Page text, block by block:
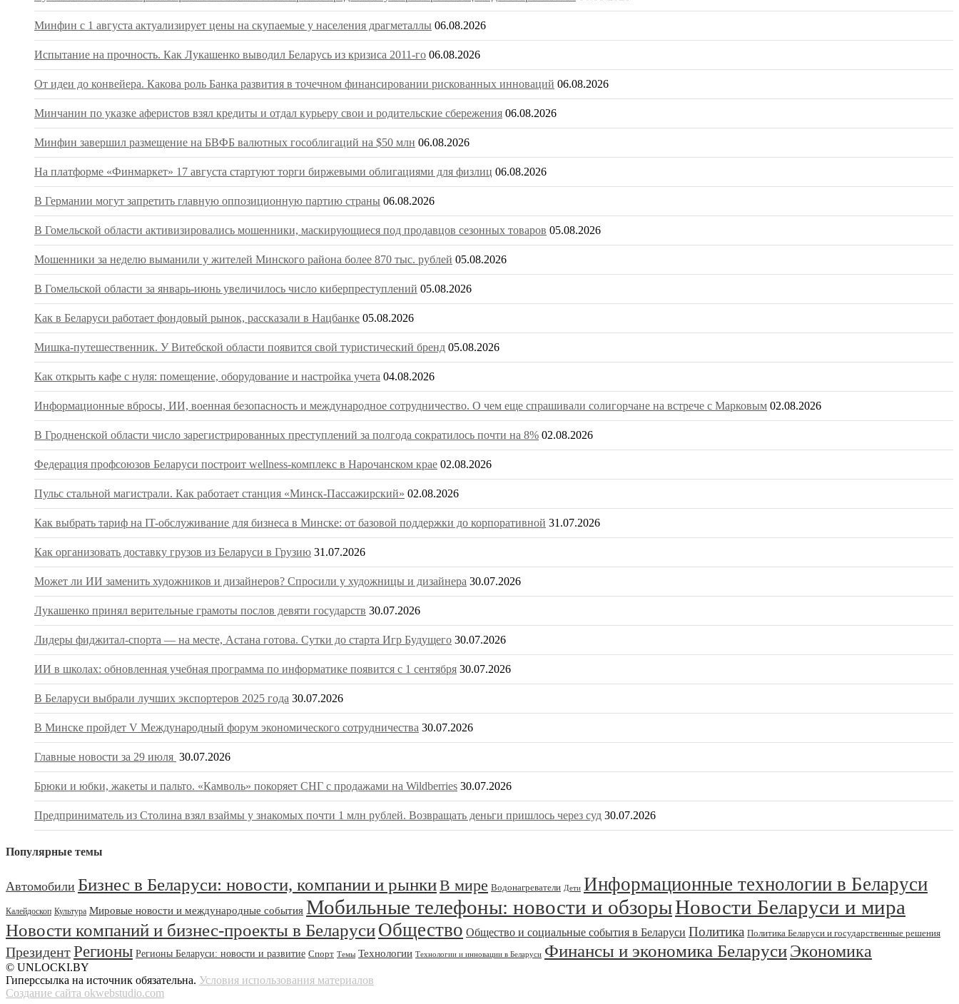
Минфин с 1 августа актуализирует цены на скупаемые у населения драгметаллы 06.08.2026
Испытание на прочность. Как Лукашенко выводил Беларусь из кризиса 2011-го 06.08.2026
От идеи до конвейера. Какова роль Банка развития в точечном финансировании рискованных инноваций 06.08.2026
Минчанин по указке аферистов взял кредиты и отдал курьеру свои и родительские сбережения 06.08.2026
Минфин завершил размещение на БВФБ валютных гособлигаций на $50 млн 06.08.2026
На платформе «Финмаркет» 17 августа стартуют торги биржевыми облигациями для физлиц 06.08.2026
В Германии могут запретить главную оппозиционную партию страны 06.08.2026
В Гомельской области активизировались мошенники, маскирующиеся под продавцов сезонных товаров 05.08.2026
Мошенники за неделю выманили у жителей Минского района более 870 тыс. рублей 05.08.2026
В Гомельской области за январь-июнь увеличилось число киберпреступлений 05.08.2026
Как в Беларуси работает фондовый рынок, рассказали в Нацбанке 05.08.2026
Мишка-путешественник. У Витебской области появится свой туристический бренд 05.08.2026
Как открыть кафе с нуля: помещение, оборудование и настройка учета 04.08.2026
Информационные вбросы, ИИ, военная безопасность и международное сотрудничество. О чем еще спрашивали солигорчане на встрече с Марковым 02.08.2026
В Гродненской области число зарегистрированных преступлений за полгода сократилось почти на 8% 02.08.2026
Федерация профсоюзов Беларуси построит wellness-комплекс в Нарочанском крае 02.08.2026
Пульс стальной магистрали. Как работает станция «Минск-Пассажирский» 02.08.2026
Как выбрать тариф на IT-обслуживание для бизнеса в Минске: от базовой поддержки до корпоративной 31.07.2026
Как организовать доставку грузов из Беларуси в Грузию 31.07.2026
Может ли ИИ заменить художников и дизайнеров? Спросили у художницы и дизайнера 30.07.2026
Лукашенко принял верительные грамоты послов девяти государств 30.07.2026
Лидеры фиджитал-спорта — на месте, Астана готова. Сутки до старта Игр Будущего 30.07.2026
ИИ в школах: обновленная учебная программа по информатике появится с 1 сентября 30.07.2026
В Беларуси выбрали лучших экспортеров 2025 года 30.07.2026
В Минске пройдет V Международный форум экономического сотрудничества 30.07.2026
Главные новости за 29 июля 30.07.2026
Брюки и юбки, жакеты и пальто. «Камволь» покоряет СНГ с продажами на Wildberries 30.07.2026
Предприниматель из Столина взял взаймы у знакомых почти 1 млн рублей. Возвращать деньги пришлось через суд 30.07.2026
Популярные темы
Автомобили Бизнес в Беларуси: новости, компании и рынкиВ мире Водонагреватели Дети Информационные технологии в Беларуси
Калейдоскоп Культура Мировые новости и международные события Мобильные телефоны: новости и обзорыНовости Беларуси и мира
Новости компаний и бизнес-проекты в БеларусиОбщество Общество и социальные события в Беларуси Политика Политика Беларуси и государственные решения
ПрезидентРегионы Регионы Беларуси: новости и развитие Спорт Темы Технологии Технологии и инновации в Беларуси Финансы и экономика БеларусиЭкономика
© UNLOCKI.BY
Гиперссылка на источник обязательна. Условия использования материалов
Создание сайта okwebstudio.com